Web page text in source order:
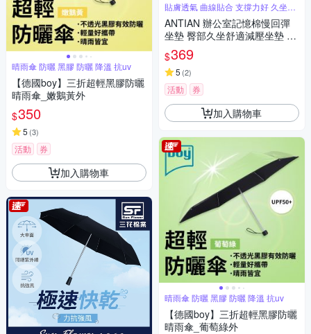
晴雨傘 防曬 黑膠 防曬 降溫 抗uv
【德國boy】三折超輕黑膠防曬
晴雨傘_嫩鵝黃外
$350
5 (3)
活動 券
加入購物車
貼膚透氣 曲線貼合 支撐力好 久坐不
累
ANTIAN 辦公室記憶棉慢回彈
坐墊 臀部久坐舒適減壓坐墊 車
用坐墊 痔瘡墊 孕婦墊
$369
5 (2)
活動 券
加入購物車
晴雨傘 防曬 黑膠 防曬 降溫 抗uv
【德國boy】三折超輕黑膠防曬
晴雨傘_葡萄綠外